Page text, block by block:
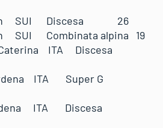
SUI Discesa 26
SUI Combinata alpina 19
Caterina ITA Discesa
ITA Super G
ITA Discesa